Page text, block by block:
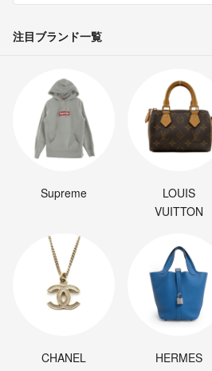
注目ブランド一覧
Supreme
LOUIS
VUITTON
CHANEL HERMES